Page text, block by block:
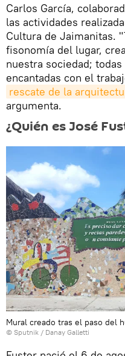
Carlos García,
las actividades
Cultura de Jaimanitas.
fisonomía del lugar,
nuestra sociedad;
encantadas con el
rescate de la
argumenta.
¿Quién es José
Mural creado tras el paso del
© Sputnik / Danay Galletti